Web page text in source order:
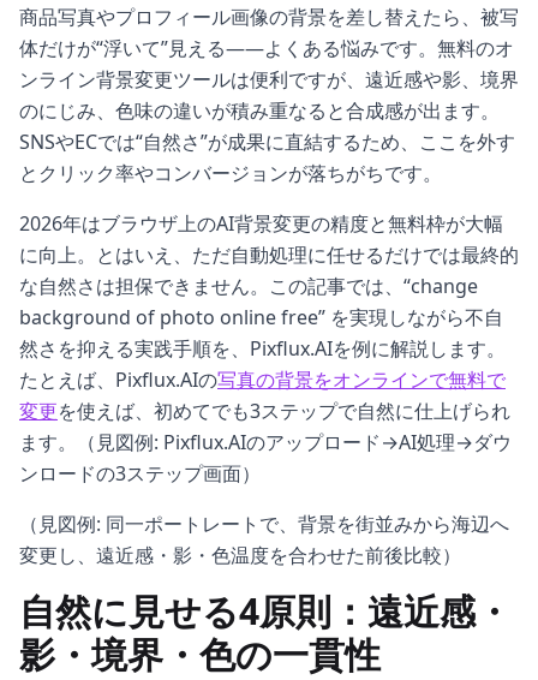
商品写真やプロフィール画像の背景を差し替えたら、被写
体だけが“浮いて”見える——よくある悩みです。無料のオ
ンライン背景変更ツールは便利ですが、遠近感や影、境界
のにじみ、色味の違いが積み重なると合成感が出ます。
SNSやECでは“自然さ”が成果に直結するため、ここを外す
とクリック率やコンバージョンが落ちがちです。
2026年はブラウザ上のAI背景変更の精度と無料枠が大幅
に向上。とはいえ、ただ自動処理に任せるだけでは最終的
な自然さは担保できません。この記事では、“change
background of photo online free” を実現しながら不自
然さを抑える実践手順を、Pixflux.AIを例に解説します。
たとえば、Pixflux.AIの写真の背景をオンラインで無料で
変更を使えば、初めてでも3ステップで自然に仕上げられ
ます。（見図例: Pixflux.AIのアップロード→AI処理→ダウ
ンロードの3ステップ画面）
（見図例: 同一ポートレートで、背景を街並みから海辺へ
変更し、遠近感・影・色温度を合わせた前後比較）
自然に見せる4原則：遠近感・
影・境界・色の一貫性